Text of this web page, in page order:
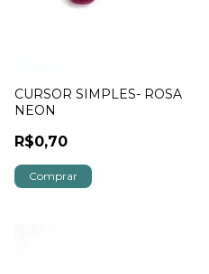
CURSOR SIMPLES- ROSA
NEON
R$0,70